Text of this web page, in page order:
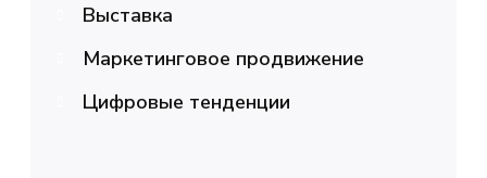
Выставка
Маркетинговое продвижение
Цифровые тенденции